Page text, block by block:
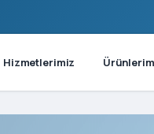
Hizmetlerimiz